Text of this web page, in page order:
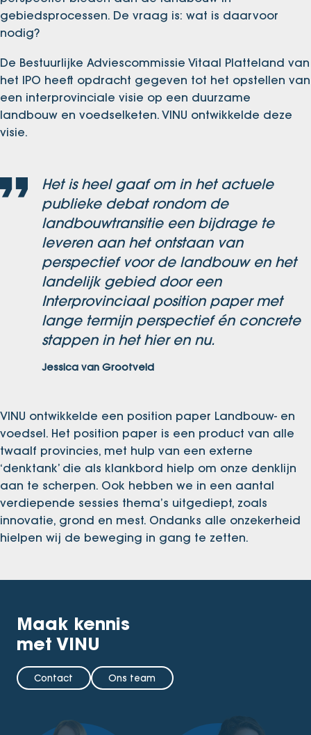
gebiedsprocessen. De vraag is: wat is daarvoor
nodig?
De Bestuurlijke Adviescommissie Vitaal Platteland van
het IPO heeft opdracht gegeven tot het opstellen van
een interprovinciale visie op een duurzame
landbouw en voedselketen. VINU ontwikkelde deze
visie.
Het is heel gaaf om in het actuele
publieke debat rondom de
landbouwtransitie een bijdrage te
leveren aan het ontstaan van
perspectief voor de landbouw en het
landelijk gebied door een
Interprovinciaal position paper met
lange termijn perspectief én concrete
stappen in het hier en nu.
Jessica van Grootveld
VINU ontwikkelde een position paper Landbouw- en
voedsel. Het position paper is een product van alle
twaalf provincies, met hulp van een externe
‘denktank’ die als klankbord hielp om onze denklijn
aan te scherpen. Ook hebben we in een aantal
verdiepende sessies thema’s uitgediept, zoals
innovatie, grond en mest. Ondanks alle onzekerheid
hielpen wij de beweging in gang te zetten.
Maak kennis
met VINU
Contact Ons team